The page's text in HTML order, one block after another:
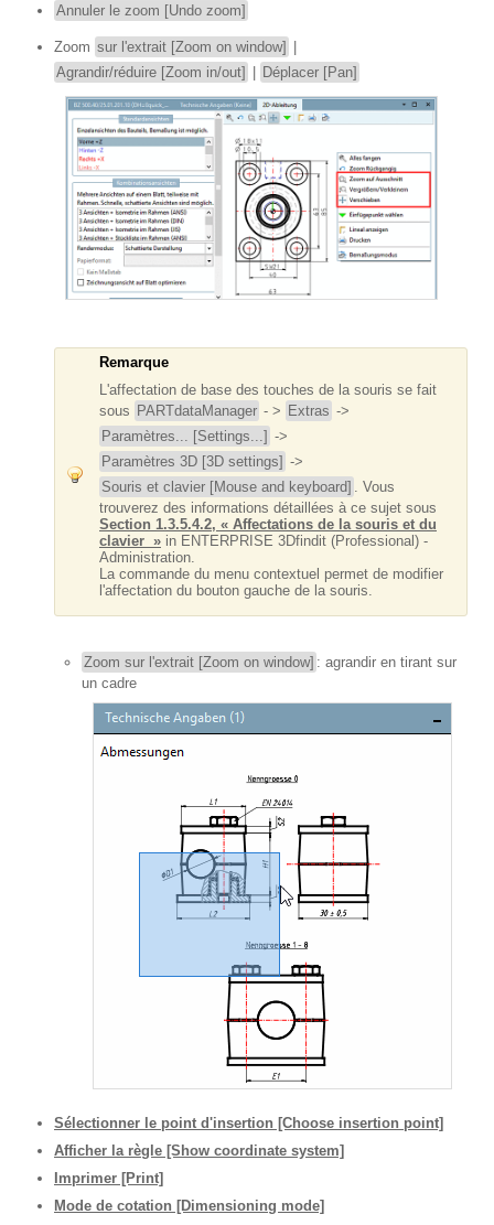
Annuler le zoom [Undo zoom]
Zoom sur l'extrait [Zoom on window]
Agrandir/réduire [Zoom in/out]
Déplacer [Pan]
Remarque
L'affectation de base des touches de la souris se fait
sous PARTdataManager - > Extras ->
Paramètres... [Settings...] ->
Paramètres 3D [3D settings] ->
Souris et clavier [Mouse and keyboard]
. Vous
trouverez des informations détaillées à ce sujet sous
Section 1.3.5.4.2, « Affectations de la souris et du
clavier » in ENTERPRISE 3Dfindit (Professional) -
Administration.
La commande du menu contextuel permet de modifier
l'affectation du bouton gauche de la souris.
Zoom sur l'extrait [Zoom on window] : agrandir en tirant sur
un cadre
Sélectionner le point d'insertion [Choose insertion point]
Afficher la règle [Show coordinate system]
Imprimer [Print]
Mode de cotation [Dimensioning mode]